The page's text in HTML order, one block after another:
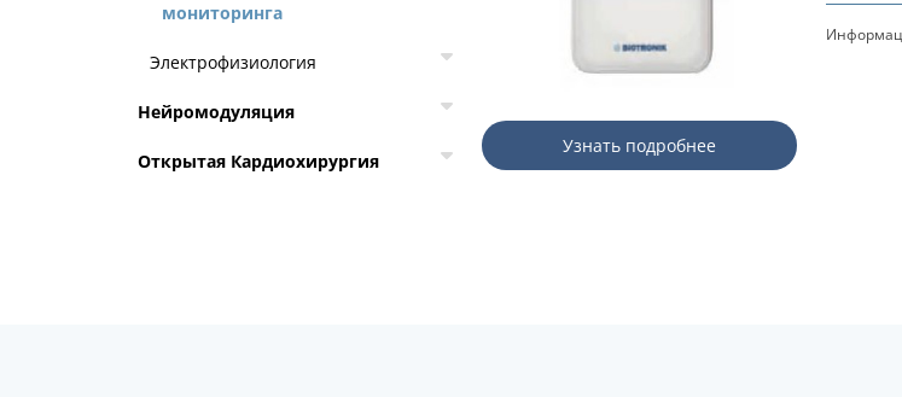
мониторинга
Электрофизиология
Нейромодуляция
Открытая Кардиохирургия
Узнать подробнее